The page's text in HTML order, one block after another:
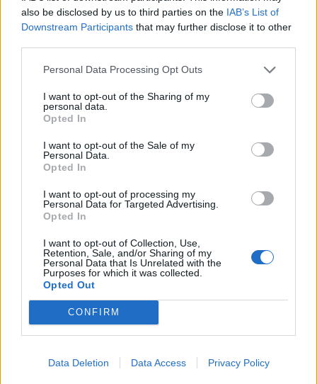
also be disclosed by us to third parties on the IAB’s List of
Downstream Participants that may further disclose it to other
Personal Data Processing Opt Outs
I want to opt-out of the Sharing of my
personal data.
Opted In
I want to opt-out of the Sale of my
Personal Data.
Opted In
I want to opt-out of processing my
Personal Data for Targeted Advertising.
Opted In
I want to opt-out of Collection, Use,
Retention, Sale, and/or Sharing of my
Personal Data that Is Unrelated with the
Purposes for which it was collected.
Opted Out
CONFIRM
Data Deletion Data Access Privacy Policy
Staran luetuimmat
1